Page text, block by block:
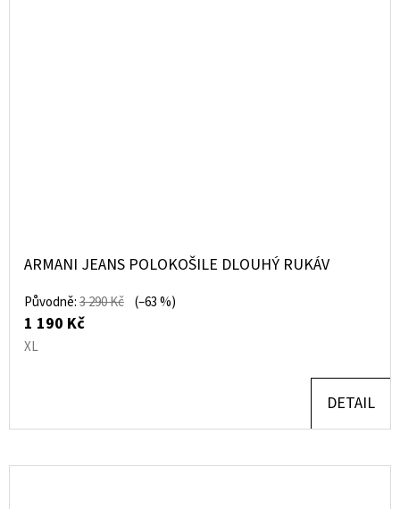
ARMANI JEANS POLOKOŠILE DLOUHÝ RUKÁV
Původně:3 290 Kč (–63 %)
1 190 Kč
XL
DETAIL